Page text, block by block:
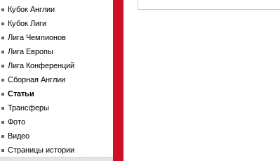
Кубок Англии
Кубок Лиги
Лига Чемпионов
Лига Европы
Лига Конференций
Сборная Англии
Статьи
Трансферы
Фото
Видео
Страницы истории